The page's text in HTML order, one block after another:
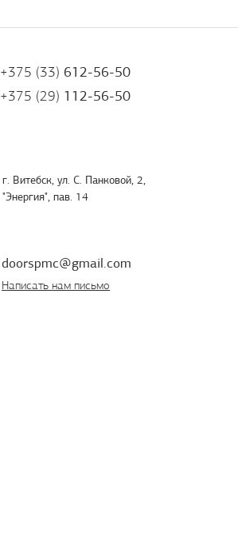
+375 (33) 612-56-50
+375 (29) 112-56-50
г. Витебск, ул. С. Панковой, 2,
"Энергия", пав. 14
doorspmc@gmail.com
Написать нам письмо